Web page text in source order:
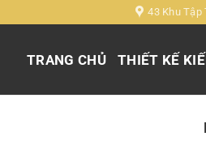
43 Khu Tập
TRANG CHỦ THIẾT KẾ